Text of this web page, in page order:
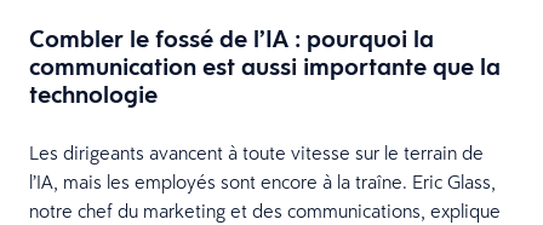
Combler le fossé de l’IA : pourquoi la
communication est aussi importante que la
technologie
Les dirigeants avancent à toute vitesse sur le terrain de
l’IA, mais les employés sont encore à la traîne. Eric Glass,
notre chef du marketing et des communications, explique